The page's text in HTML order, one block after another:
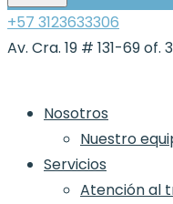
+57 3123633306
Av. Cra. 19 # 131-69
Nosotros
Nuestro
Servicios
Atención al